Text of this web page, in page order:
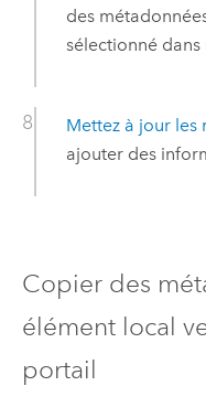
des
sélectionné
Mettez à jour les
ajouter des
Copier des
élément local
portail